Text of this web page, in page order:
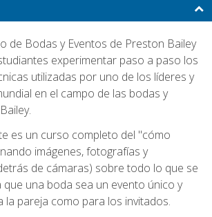
de Bodas y Eventos de Preston Bailey
experimentar paso a paso los
utilizadas por uno de los líderes y
en el campo de las bodas y
es un curso completo del "cómo
imágenes, fotografías y
de cámaras) sobre todo lo que se
una boda sea un evento único y
la pareja como para los invitados.